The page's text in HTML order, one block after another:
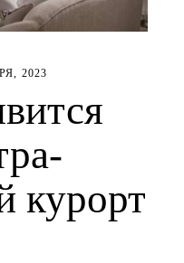
2023
курорт